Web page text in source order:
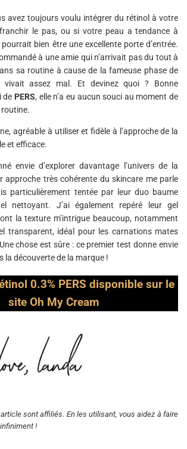
avez toujours voulu intégrer du rétinol à votre
le pas, ou si votre peau a tendance à
bien être une excellente porte d’entrée.
à une amie qui n’arrivait pas du tout à
sa routine à cause de la fameuse phase de
vivait assez mal. Et devinez quoi ? Bonne
de PERS, elle n’a eu aucun souci au moment de
routine.
agréable à utiliser et fidèle à l’approche de la
et efficace.
envie d’explorer davantage l’univers de la
approche très cohérente du skincare me parle
particulièrement tentée par leur duo baume
nettoyant. J’ai également repéré leur gel
la texture m’intrigue beaucoup, notamment
transparent, idéal pour les carnations mates
chose est sûre : ce premier test donne envie
la découverte de la marque !
0.3% PERS disponible sur le
site Oh My Cream
sont affiliés. En les utilisant, vous aidez à faire
!